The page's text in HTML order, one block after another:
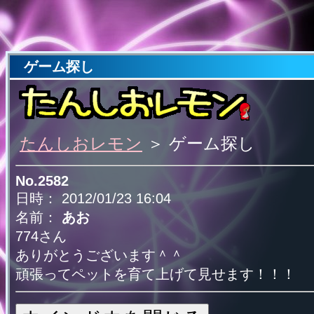
ゲーム探し
たんしおレモン ＞ ゲーム探し
No.2582
日時： 2012/01/23 16:04
名前： あお
774さん
ありがとうございます＾＾
頑張ってペットを育て上げて見せます！！！